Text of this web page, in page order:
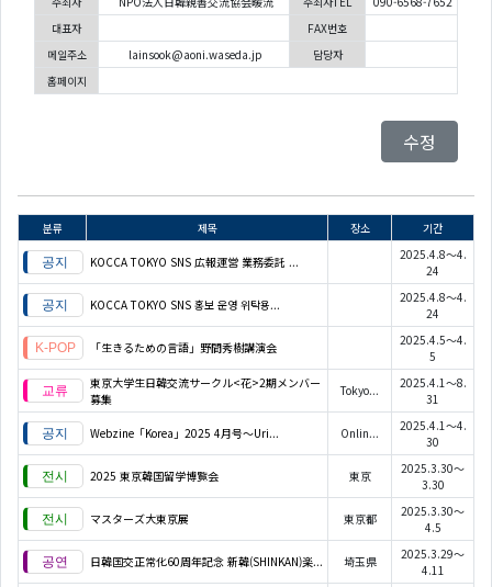
대표자
FAX번호
메일주소
lainsook@aoni.waseda.jp
담당자
홈페이지
수정
분류 제목 장소 기간
KOCCA TOKYO SNS 広報運営 業務委託 ...
2025.4.8～4.
24
KOCCA TOKYO SNS 홍보 운영 위탁용...
2025.4.8～4.
24
「生きるための言語」野間秀樹講演会
2025.4.5～4.
5
東京大学生日韓交流サークル<花>2期メンバー
募集
Tokyo...
2025.4.1～8.
31
Webzine「Korea」2025 4月号～Uri... Onlin...
2025.4.1～4.
30
2025 東京韓国留学博覧会 東京
2025.3.30～
3.30
マスターズ大東京展 東京都
2025.3.30～
4.5
日韓国交正常化60周年記念 新韓(SHINKAN)楽... 埼玉県
2025.3.29～
4.11